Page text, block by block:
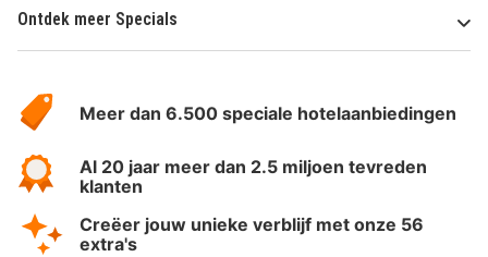
Ontdek meer Specials
HotelSpecials
Meer dan 6.500 speciale hotelaanbiedingen
Al 20 jaar meer dan 2.5 miljoen tevreden
klanten
Creëer jouw unieke verblijf met onze 56
extra's